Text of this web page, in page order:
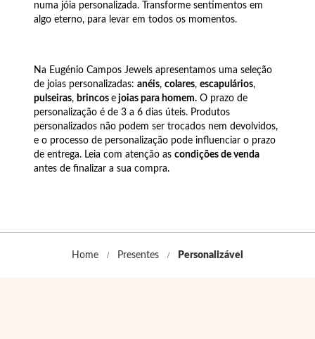
numa jóia personalizada. Transforme sentimentos em
algo eterno, para levar em todos os momentos.
Na Eugénio Campos Jewels apresentamos uma seleção
de joias personalizadas: anéis, colares, escapulários,
pulseiras, brincos e joias para homem. O prazo de
personalização é de 3 a 6 dias úteis. Produtos
personalizados não podem ser trocados nem devolvidos,
e o processo de personalização pode influenciar o prazo
de entrega. Leia com atenção as condições de venda
antes de finalizar a sua compra.
Home Presentes Personalizável